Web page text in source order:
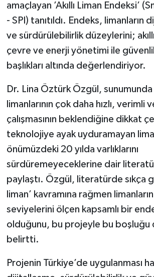
amaçlayan ’Akıllı Liman Endeksi’
- SPI) tanıtıldı. Endeks, limanların
ve sürdürülebilirlik düzeylerini;
çevre ve enerji yönetimi ile
başlıkları altında değerlendiriyor.
Dr. Lina Öztürk Özgül,
limanlarının çok daha hızlı, verimli
çalışmasının beklendiğine dikkat
teknolojiye ayak uyduramayan
önümüzdeki 20 yılda varlıklarını
sürdüremeyeceklerine dair literatür
paylaştı. Özgül, literatürde sıkça
liman’ kavramına rağmen
seviyelerini ölçen kapsamlı bir
olduğunu, bu projeyle bu boşluğu
belirtti.
Projenin Türkiye’de uygulanması